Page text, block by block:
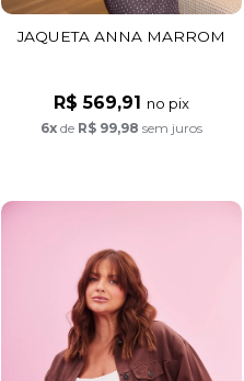
JAQUETA ANNA MARROM
R$ 569,91 no pix
6x de R$ 99,98 sem juros